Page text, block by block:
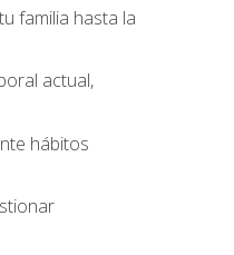
familia hasta la
actual,
hábitos